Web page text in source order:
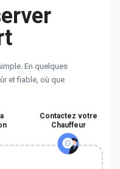
En quelques
et fiable, où que
Contactez votre
Chauffeur